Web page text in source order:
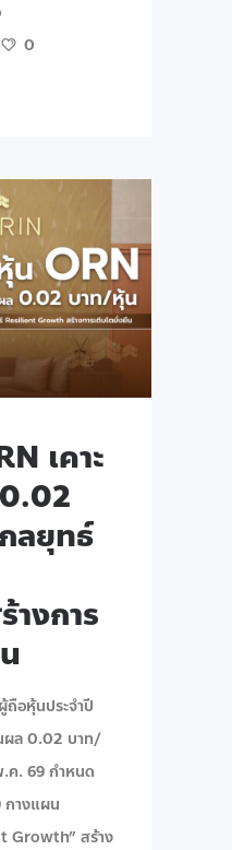
0
เคาะ
ลยุทธ์
งการ
อหุ้นประจำปี
ผล 0.02 บาท/
ค. 69 กำหนด
างแผน
Growth” สร้าง